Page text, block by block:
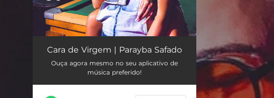
Cara de Virgem 02:25
Cara de Virgem | Parayba Safado
Ouça agora mesmo no seu aplicativo de
música preferido!